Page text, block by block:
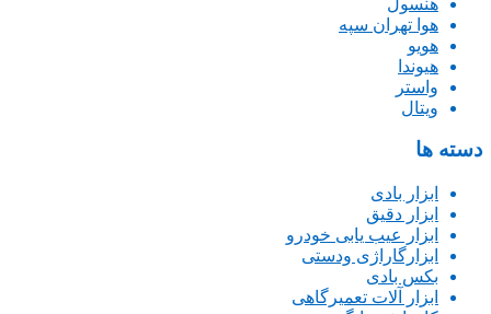
هوا تهران سپه
هویو
هیوندا
واستر
ویتال
دسته ها
ابزار بادی
ابزار دقیق
ابزار عیب یابی خودرو
ابزارگاراژی ودستی
بکس بادی
ابزار آلات تعمیرگاهی